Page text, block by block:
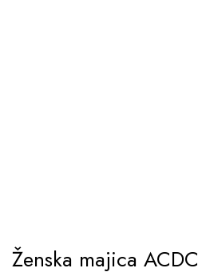
Ženska majica ACDC